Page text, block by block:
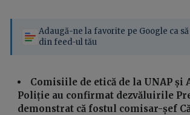
Adaugă-ne la favorite pe Google ca
din feed-ul tău
Comisiile de etică de la UNAP și
Poliție au confirmat dezvăluirile
demonstrat că fostul comisar-șef